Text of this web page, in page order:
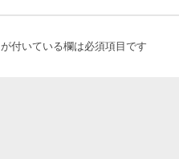
が付いている欄は必須項目です